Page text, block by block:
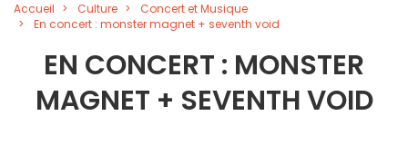
Accueil Culture
Concert et Musique
En concert : monster magnet + seventh void
EN CONCERT : MONSTER
MAGNET + SEVENTH VOID